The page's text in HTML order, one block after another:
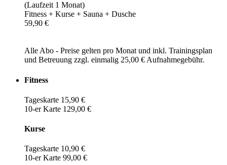
(Laufzeit 1 Monat)
Fitness + Kurse + Sauna + Dusche
59,90 €
Alle Abo - Preise gelten pro Monat und inkl. Trainingsplan
und Betreuung zzgl. einmalig 25,00 € Aufnahmegebühr.
Fitness
Tageskarte 15,90 €
10-er Karte 129,00 €
Kurse
Tageskarte 10,90 €
10-er Karte 99,00 €